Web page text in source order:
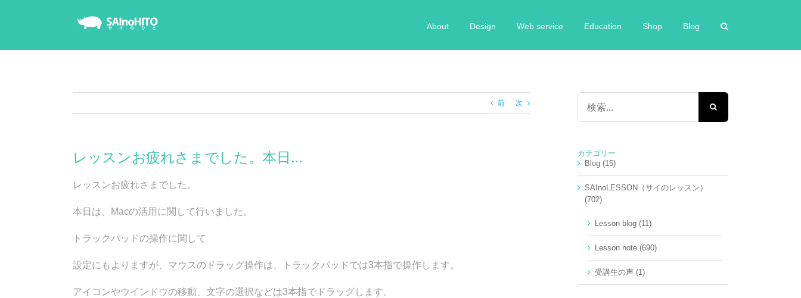
About Design Web service Education Shop Blog
前 次
レッスンお疲れさまでした。本日…
レッスンお疲れさまでした。
本日は、Macの活用に関して行いました。
トラックパッドの操作に関して
設定にもよりますが、マウスのドラッグ操作は、トラックパッドでは3本指で操作します。
アイコンやウインドウの移動、文字の選択などは3本指でドラッグします。
検
…
カテゴリー
Blog (15)
SAInoLESSON（サイのレッスン）
(702)
Lesson blog (11)
Lesson note (690)
受講生の声 (1)